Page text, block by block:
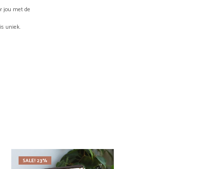
jou met de
uniek.
SALE! 23%